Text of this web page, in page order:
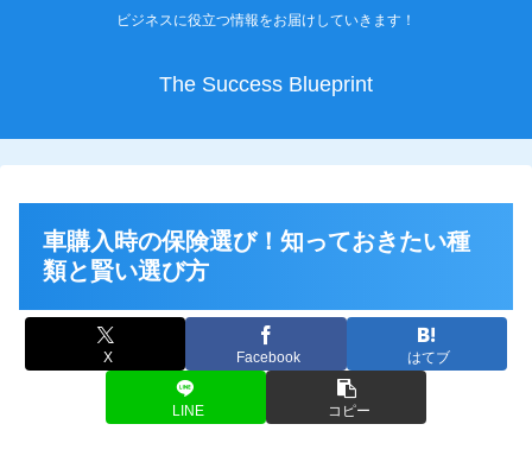
ビジネスに役立つ情報をお届けしていきます！
The Success Blueprint
車購入時の保険選び！知っておきたい種
類と賢い選び方
X Facebook はてブ
LINE コピー